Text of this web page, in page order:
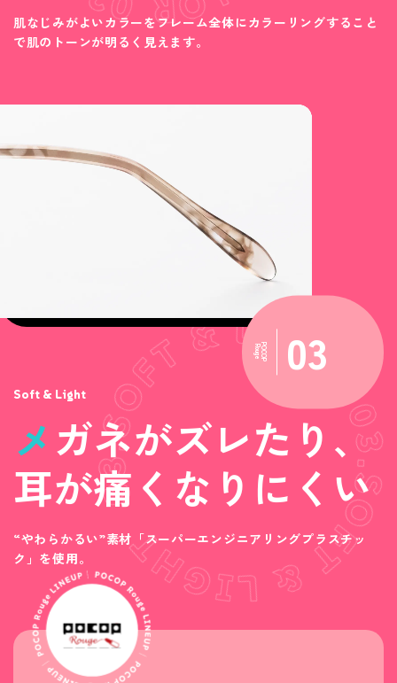
肌なじみがよいカラーをフレーム全体にカラーリングすること
で肌のトーンが明るく見えます。
POCOP
Rouge 03
Soft & Light
メ ガネがズレたり、
耳が痛くなりにくい
“やわらかるい”素材「スーパーエンジニアリングプラスチッ
ク」を使用。